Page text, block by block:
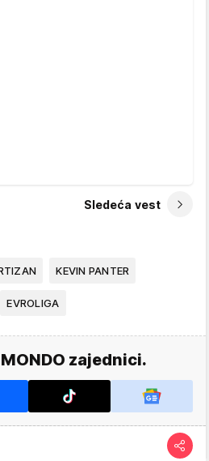
Sledeća vest
KEVIN PANTER
EVROLIGA
zajednici.